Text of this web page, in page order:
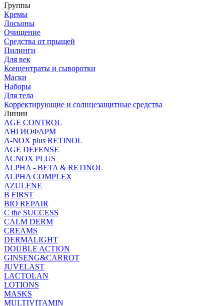
Группы
Кремы
Лосьоны
Очищение
Средства от прыщей
Пилинги
Для век
Концентраты и сыворотки
Маски
Наборы
Для тела
Корректирующие и солнцезащитные средства
Линии
AGE CONTROL
АНГИОФАРМ
A-NOX plus RETINOL
AGE DEFENSE
ACNOX PLUS
ALPHA - BETA & RETINOL
ALPHA COMPLEX
AZULENE
B FIRST
BIO REPAIR
C the SUCCESS
CALM DERM
CREAMS
DERMALIGHT
DOUBLE ACTION
GINSENG&CARROT
JUVELAST
LACTOLAN
LOTIONS
MASKS
MULTIVITAMIN